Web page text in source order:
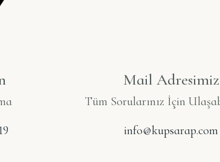
Mail Adresimiz
Tüm Sorularınız İçin
info@kupsarap.com